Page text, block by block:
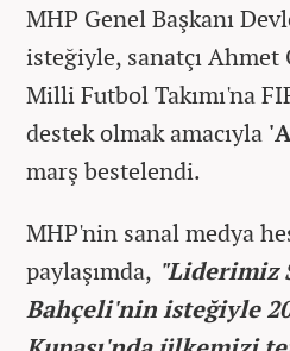
MHP Genel Başkanı
isteğiyle, sanatçı Ahmet
Milli Futbol Takımı'na
destek olmak amacıyla
marş bestelendi.
MHP'nin sanal medya
paylaşımda, "Liderimiz
Bahçeli'nin isteğiyle